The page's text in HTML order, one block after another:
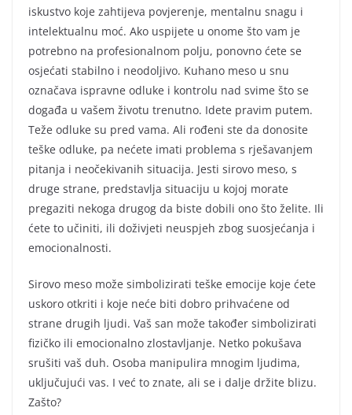
iskustvo koje zahtijeva povjerenje, mentalnu snagu i
intelektualnu moć. Ako uspijete u onome što vam je
potrebno na profesionalnom polju, ponovno ćete se
osjećati stabilno i neodoljivo. Kuhano meso u snu
označava ispravne odluke i kontrolu nad svime što se
događa u vašem životu trenutno. Idete pravim putem.
Teže odluke su pred vama. Ali rođeni ste da donosite
teške odluke, pa nećete imati problema s rješavanjem
pitanja i neočekivanih situacija. Jesti sirovo meso, s
druge strane, predstavlja situaciju u kojoj morate
pregaziti nekoga drugog da biste dobili ono što želite. Ili
ćete to učiniti, ili doživjeti neuspjeh zbog suosjećanja i
emocionalnosti.
Sirovo meso može simbolizirati teške emocije koje ćete
uskoro otkriti i koje neće biti dobro prihvaćene od
strane drugih ljudi. Vaš san može također simbolizirati
fizičko ili emocionalno zlostavljanje. Netko pokušava
srušiti vaš duh. Osoba manipulira mnogim ljudima,
uključujući vas. I već to znate, ali se i dalje držite blizu.
Zašto?